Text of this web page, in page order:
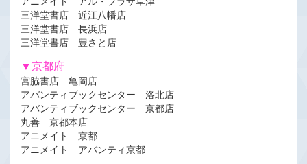
三洋堂書店 近江八幡店
三洋堂書店 長浜店
三洋堂書店 豊さと店
▼京都府
宮脇書店 亀岡店
アバンティブックセンター 洛北店
アバンティブックセンター 京都店
丸善 京都本店
アニメイト 京都
アニメイト アバンティ京都